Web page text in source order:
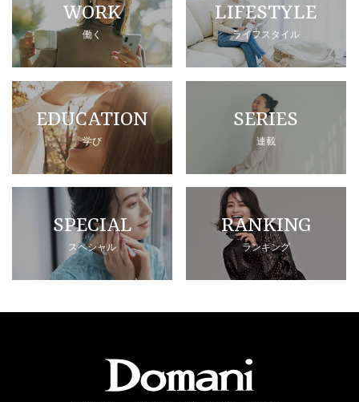
WORK
働く
LIFESTYLE
ライフスタイル
EDUCATION
学び
SERIES
連載
SPECIAL
スペシャル
RANKING
ランキング